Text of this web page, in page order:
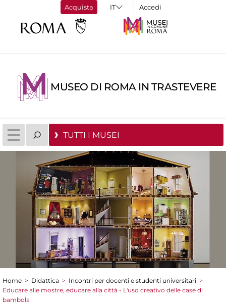
Acquista Accedi
MUSEO DI ROMA IN TRASTEVERE
TUTTI I MUSEI
Tu sei qui
Home > Didattica > Incontri per docenti e studenti universitari >
Educare alle mostre, educare alla città - L'uso creativo delle case di
bambola